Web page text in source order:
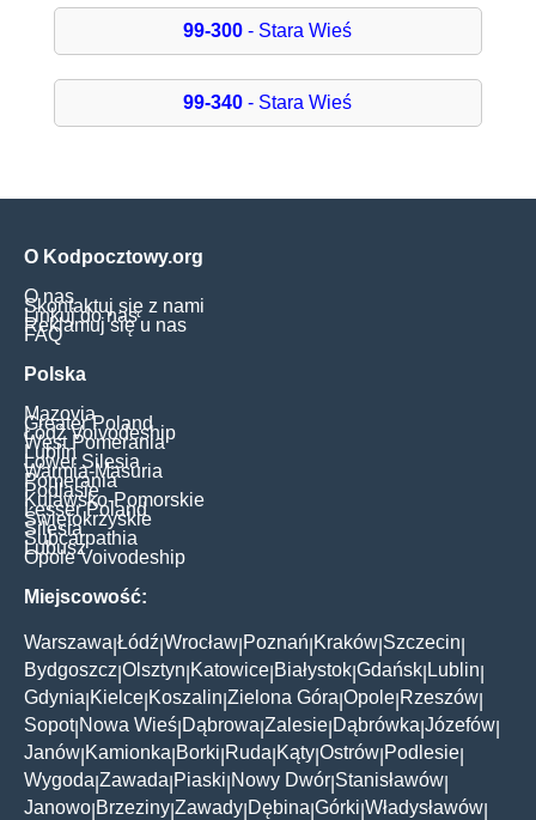
99-300 - Stara Wieś
99-340 - Stara Wieś
O Kodpocztowy.org
O nas
Skontaktuj się z nami
Linkuj do nas
Reklamuj się u nas
FAQ
Polska
Mazovia
Greater Poland
Łódź Voivodeship
West Pomerania
Lublin
Lower Silesia
Warmia-Masuria
Pomerania
Podlasie
Kujawsko-Pomorskie
Lesser Poland
Świętokrzyskie
Silesia
Subcarpathia
Lubusz
Opole Voivodeship
Miejscowość:
Warszawa Łódź Wrocław Poznań Kraków Szczecin
Bydgoszcz Olsztyn Katowice Białystok Gdańsk Lublin
Gdynia Kielce Koszalin Zielona Góra Opole Rzeszów
Sopot| Nowa Wieś Dąbrowa Zalesie Dąbrówka Józefów
Janów Kamionka Borki Ruda Kąty Ostrów Podlesie
Wygoda Zawada Piaski Nowy Dwór Stanisławów
Janowo Brzeziny Zawady Dębina Górki Władysławów